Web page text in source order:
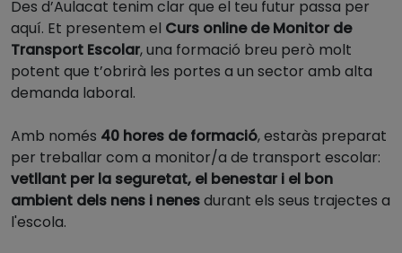
Des d’Aulacat tenim clar que el teu futur passa per
aquí. Et presentem el Curs online de Monitor de
Transport Escolar, una formació breu però molt
potent que t’obrirà les portes a un sector amb alta
demanda laboral.
Amb només 40 hores de formació, estaràs preparat
per treballar com a monitor/a de transport escolar:
vetllant per la seguretat, el benestar i el bon
ambient dels nens i nenesdurant els seus trajectes a
l'escola.